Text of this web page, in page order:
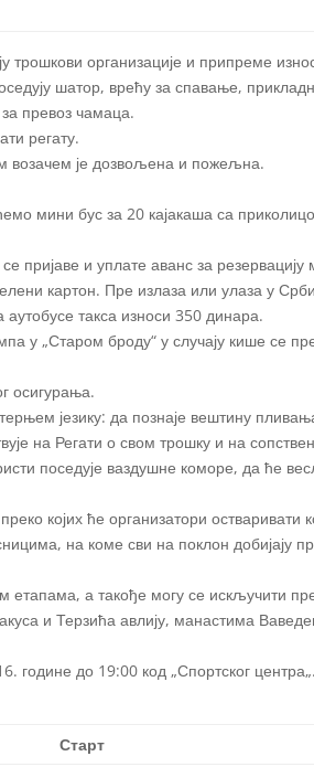
трошкови организације и припреме
шатор, врећу за спавање,
превоз чамаца.
регату.
возачем је дозвољена и пожељна.
мини бус за 20 кајакаша са
пријаве и уплате аванс за резервацију
картон. Пре излаза или улаза у
такса износи 350 динара.
у „Старом броду“ у случају кише се
осигурања.
језику: да познаје вештину
на Регати о свом трошку и на
поседује ваздушне коморе, да ће
којих ће организатори остваривати
на коме сви на поклон добијају
етапама, а такође могу се искључити
и Терзића авлију, манастима
године до 19:00 код „Спортског
Старт